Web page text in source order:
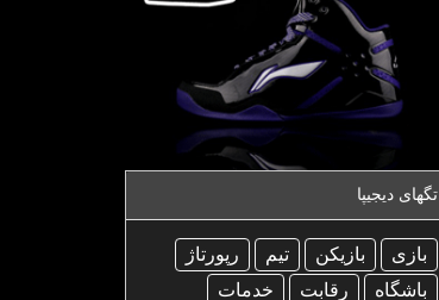
تگهای دیجیپا
بازی بازیكن تیم
رپورتاژ
باشگاه
رقابت
خدمات